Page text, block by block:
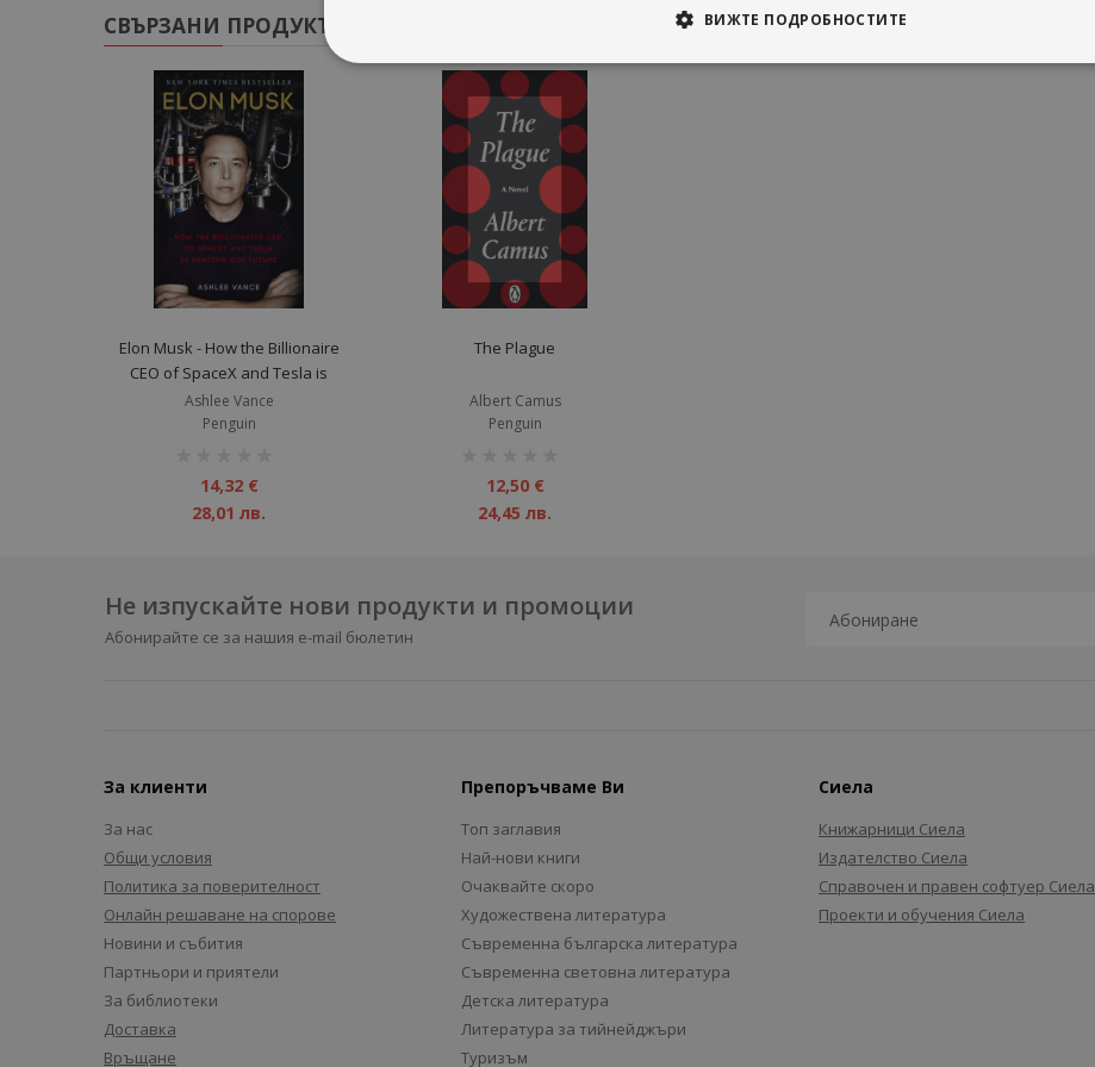
СВЪРЗАНИ ПРОДУКТИ
Elon Musk - How the Billionaire
CEO of SpaceX and Tesla is
Shaping our Future
Ashlee Vance
Penguin
14,32 €
28,01 лв.
The Plague
Albert Camus
Penguin
12,50 €
24,45 лв.
Не изпускайте нови продукти и промоции
Абонирайте се за нашия e-mail бюлетин
За клиенти
За нас
Общи условия
Политика за поверителност
Онлайн решаване на спорове
Новини и събития
Партньори и приятели
За библиотеки
Доставка
Връщане
Препоръчваме Ви
Топ заглавия
Най-нови книги
Очаквайте скоро
Художествена литература
Съвременна българска литература
Съвременна световна литература
Детска литература
Литература за тийнейджъри
Туризъм
Сиела
Книжарници Сиела
Издателство Сиела
Справочен и правен софтуер Сиела
Проекти и обучения Сиела
ВИЖТЕ ПОДРОБНОСТИТЕ